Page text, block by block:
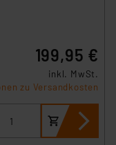
Drittanbietern
erhalten Sie in
Dies bedeutet,
wird. So
ohne dass
199,95 €
inkl. MwSt.
zu Versandkosten